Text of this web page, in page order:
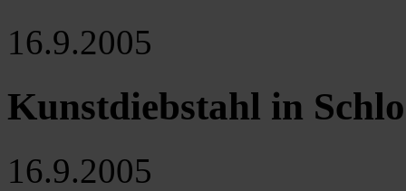
16.9.2005
Kunstdiebstahl in
16.9.2005